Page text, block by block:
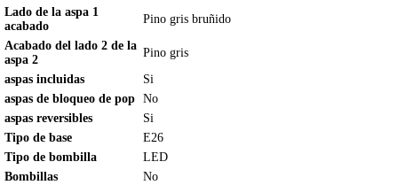
Lado de la aspa 1
acabado
Pino gris bruñido
Acabado del lado 2 de la
aspa 2
Pino gris
aspas incluidas
Si
aspas de bloqueo de pop No
aspas reversibles
Si
Tipo de base
E26
Tipo de bombilla
LED
Bombillas
No